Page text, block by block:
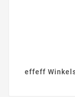
effeff